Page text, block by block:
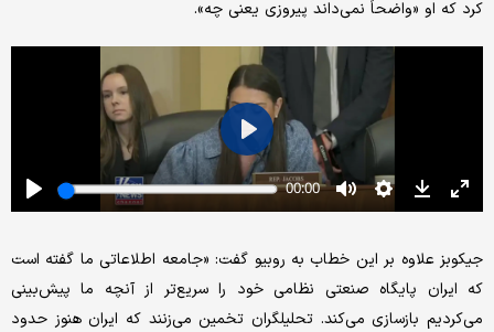
کرد که او «واضحاً نمی‌داند پیروزی یعنی چه».
جیکوبز علاوه بر این خطاب به روبیو گفت: «جامعه اطلاعاتی ما گفته است
که ایران پایگاه صنعتی نظامی خود را سریع‌تر از آنچه ما پیش‌بینی
می‌کردیم بازسازی می‌کند. تحلیلگران تخمین می‌زنند که ایران هنوز حدود